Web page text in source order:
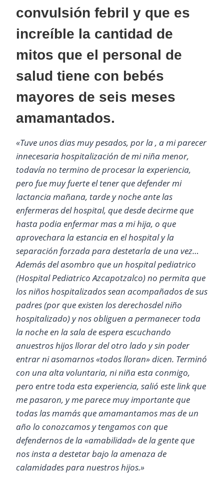
convulsión febril y que es
increíble la cantidad de
mitos que el personal de
salud tiene con bebés
mayores de seis meses
amamantados.
«Tuve unos dias muy pesados, por la , a mi parecer
innecesaria hospitalización de mi niña menor,
todavía no termino de procesar la experiencia,
pero fue muy fuerte el tener que defender mi
lactancia mañana, tarde y noche ante las
enfermeras del hospital, que desde decirme que
hasta podia enfermar mas a mi hija, o que
aprovechara la estancia en el hospital y la
separación forzada para destetarla de una vez…
Además del asombro que un hospital pediatrico
(Hospital Pediatrico Azcapotzalco) no permita que
los niños hospitalizados sean acompañados de sus
padres (por que existen los derechosdel niño
hospitalizado) y nos obliguen a permanecer toda
la noche en la sala de espera escuchando
anuestros hijos llorar del otro lado y sin poder
entrar ni asomarnos «todos lloran» dicen. Terminó
con una alta voluntaria, ni niña esta conmigo,
pero entre toda esta experiencia, salió este link que
me pasaron, y me parece muy importante que
todas las mamás que amamantamos mas de un
año lo conozcamos y tengamos con que
defendernos de la «amabilidad» de la gente que
nos insta a destetar bajo la amenaza de
calamidades para nuestros hijos.»